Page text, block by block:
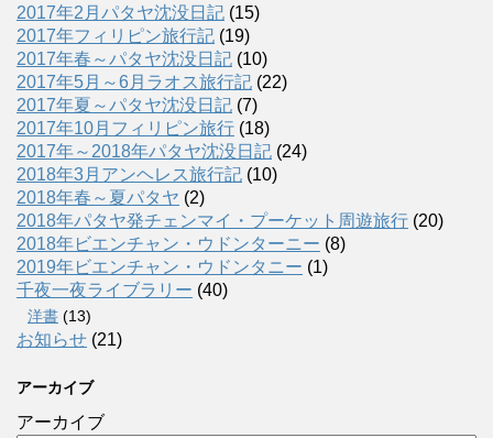
2017年2月パタヤ沈没日記 (15)
2017年フィリピン旅行記 (19)
2017年春～パタヤ沈没日記 (10)
2017年5月～6月ラオス旅行記 (22)
2017年夏～パタヤ沈没日記 (7)
2017年10月フィリピン旅行 (18)
2017年～2018年パタヤ沈没日記 (24)
2018年3月アンヘレス旅行記 (10)
2018年春～夏パタヤ (2)
2018年パタヤ発チェンマイ・プーケット周遊旅行 (20)
2018年ビエンチャン・ウドンターニー (8)
2019年ビエンチャン・ウドンタニー (1)
千夜一夜ライブラリー (40)
洋書 (13)
お知らせ (21)
アーカイブ
アーカイブ